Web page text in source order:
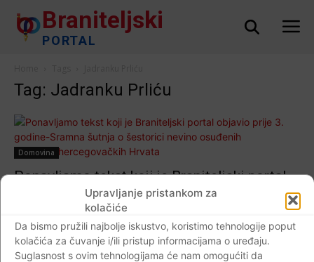
Upravljanje pristankom za
kolačiće
Da bismo pružili najbolje iskustvo, koristimo tehnologije poput
kolačića za čuvanje i/ili pristup informacijama o uređaju.
Suglasnost s ovim tehnologijama će nam omogućiti da
Braniteljski
PORTAL
Tag: Jadranku Prliću
Domovina
Ponavljamo tekst koji je Braniteljski portal
objavio prije 3. godine-Sramna šutnja o
šestorici nevino osuđenih
bosanskohercegovačkih Hrvata
Braniteljski portal - 02.12.2017